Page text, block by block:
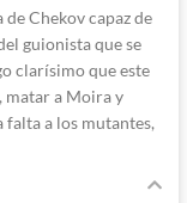
Chekov capaz de
guionista que se
clarísimo que este
matar a Moira y
falta a los mutantes,